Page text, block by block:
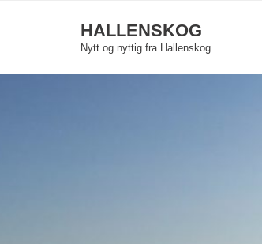
HALLENSKOG
Nytt og nyttig fra Hallenskog